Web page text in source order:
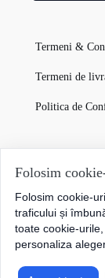
Termeni &
Termeni de
Politica de
Garanția
Cum plătesc
Folosim
Folosim cookie-
traficului și
toate cookie-
personaliza